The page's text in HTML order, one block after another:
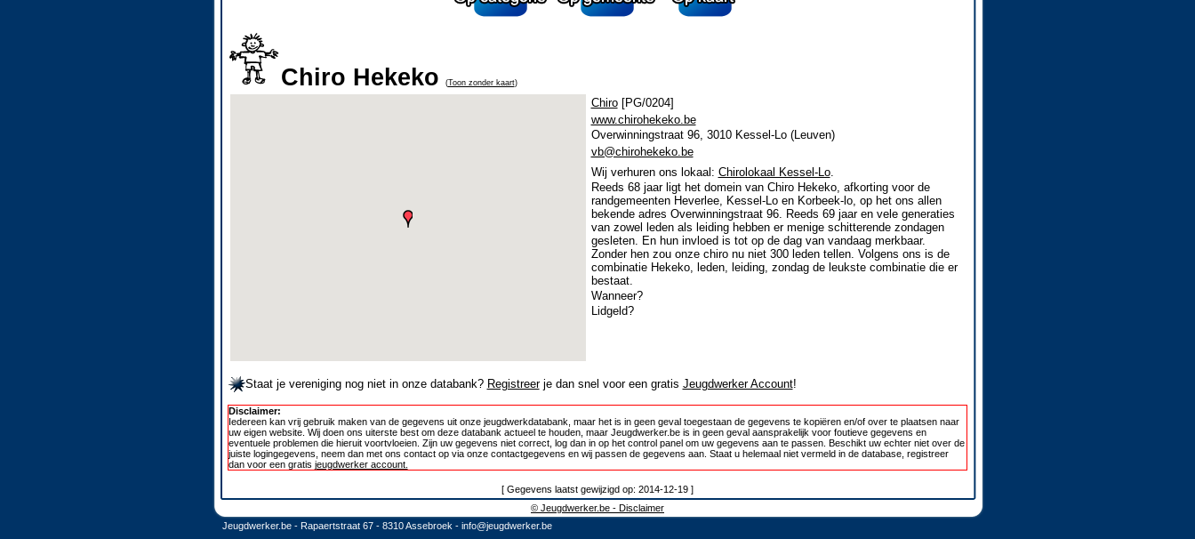
Chiro Hekeko (Toon zonder kaart)
Chiro[PG/0204]
www.chirohekeko.be
Overwinningstraat 96, 3010 Kessel-Lo (Leuven)
vb@chirohekeko.be
Wij verhuren ons lokaal: Chirolokaal Kessel-Lo.
Reeds 68 jaar ligt het domein van Chiro Hekeko, afkorting voor de
randgemeenten Heverlee, Kessel-Lo en Korbeek-lo, op het ons allen
bekende adres Overwinningstraat 96. Reeds 69 jaar en vele generaties
van zowel leden als leiding hebben er menige schitterende zondagen
gesleten. En hun invloed is tot op de dag van vandaag merkbaar.
Zonder hen zou onze chiro nu niet 300 leden tellen. Volgens ons is de
combinatie Hekeko, leden, leiding, zondag de leukste combinatie die er
bestaat.
Wanneer?
Lidgeld?
Staat je vereniging nog niet in onze databank? Registreerje dan snel voor een gratis Jeugdwerker Account!
Disclaimer:
Iedereen kan vrij gebruik maken van de gegevens uit onze jeugdwerkdatabank, maar het is in geen geval toegestaan de gegevens te kopiëren en/of over te plaatsen naar
uw eigen website. Wij doen ons uiterste best om deze databank actueel te houden, maar Jeugdwerker.be is in geen geval aansprakelijk voor foutieve gegevens en
eventuele problemen die hieruit voortvloeien. Zijn uw gegevens niet correct, log dan in op het control panel om uw gegevens aan te passen. Beschikt uw echter niet over de
juiste logingegevens, neem dan met ons contact op via onze contactgegevens en wij passen de gegevens aan. Staat u helemaal niet vermeld in de database, registreer
dan voor een gratis jeugdwerker account.
[ Gegevens laatst gewijzigd op: 2014-12-19 ]
© Jeugdwerker.be - Disclaimer
Jeugdwerker.be - Rapaertstraat 67 - 8310 Assebroek - info@jeugdwerker.be